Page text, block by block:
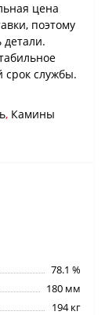
цена
поэтому
детали.
срок службы.
, Камины
78.1 %
180 мм
194 кг